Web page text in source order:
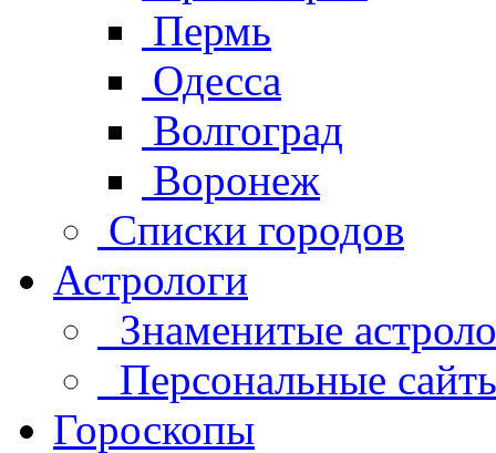
Пермь
Одесса
Волгоград
Воронеж
Списки городов
Астрологи
Знаменитые
Персональные
Гороскопы